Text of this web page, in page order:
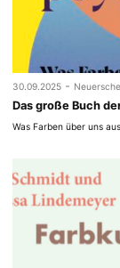
30.09.2025 -
Das große Buch
Was Farben über uns